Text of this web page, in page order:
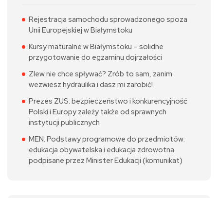
Rejestracja samochodu sprowadzonego spoza
Unii Europejskiej w Białymstoku
Kursy maturalne w Białymstoku – solidne
przygotowanie do egzaminu dojrzałości
Zlew nie chce spływać? Zrób to sam, zanim
wezwiesz hydraulika i dasz mi zarobić!
Prezes ZUS: bezpieczeństwo i konkurencyjność
Polski i Europy zależy także od sprawnych
instytucji publicznych
MEN: Podstawy programowe do przedmiotów:
edukacja obywatelska i edukacja zdrowotna
podpisane przez Minister Edukacji (komunikat)